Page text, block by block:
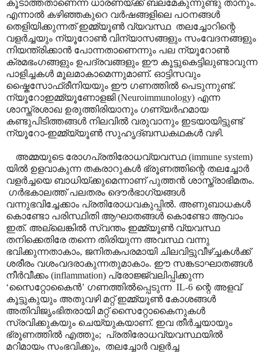
കൂടാത്തതാണെന്ന ധാരണയ്ക്ക് ബലമേകുന്നുണ്ടു താനും.
എന്നാൽ കഴിഞ്ഞകുറെ വർഷങ്ങളിലെ പഠനങ്ങൾ
തെളിയിക്കുന്നത് ഇമ്മ്യൂൺ വ്യവസ്ഥ തലച്ചോറിന്റെ
വളർച്ചയും ന്യൂറോൺ വിന്യാസങ്ങളും സംവേദനങ്ങളും
നിയന്ത്രിക്കാൻ പോന്നതാണെന്നും പല ന്യൂറോൺ
ക്രമഭംഗങ്ങളും ഉപദ്രവങ്ങളും ഈ കൂട്ടുകെട്ടിലുണ്ടാവുന്ന
പാളിച്ചകൾ മൂലമാകാമെന്നുമാണ്. ഓട്ടിസവും
ഷ്കൈസോഫ്രീനിയയും ഈ ഗണത്തിൽ പെടുന്നുണ്ട്.
ന്യൂറോഇമ്മ്യൂണോളജി (Neuroimmunology) എന്ന
ശാസ്ത്രശാഖ ഉരുത്തിരിയാനും ഗണ്യർഹമായ
കണ്ടുപിടിത്തങ്ങൾ നിലവിൽ വരുവാനും ഇടയായിട്ടുണ്ട്
ന്യൂറോ-ഇമ്മ്യ്യൂൺ സുഹൃദ്ബന്ധകഥകൾ വഴി.
അമ്മയുടെ രോഗപ്രതിരോധവ്യവസ്ഥ (immune system)
യിൽ ഉളവാകുന്ന തകരാറുകൾ ഭ്രൂണത്തിന്റെ തലച്ചോർ
വളർച്ചയെ ബാധിയ്ക്കുമെന്നാണ് പുത്തൻ ശാസ്ത്രാഭിമതം.
ഗർഭകാലത്ത് പലതരം ദൌർഭാഗ്യങ്ങൾ
വന്നുഭവിച്ചേക്കാം പ്രതിരോധവകുപ്പിൽ. അണുബാധകൾ
കൊണ്ടോ പരിസ്ഥിതി ആഘാതങ്ങൾ കൊണ്ടോ ആവാം
ഇത്. അല്ലെങ്കിൽ സ്വന്തം ഇമ്മ്യൂൺ വ്യവസ്ഥ
തനിക്കെതിരേ തന്നെ തിരിയുന്ന അവസ്ഥ വന്നു
ഭവിക്കുന്നതാകാം, ജനിതകപരമായി ചിലവിട്ടുവീഴ്ച്ചകൾക്ക്
ശരീരം വശംവദരാകുന്നതുമാകാം. ഈ സങ്കടാഘാതങ്ങൾ
നീർവീക്കം (inflammation) പ്രോജ്ജ്വലിപ്പിക്കുന്ന
‘സൈറ്റോകൈൻ’ ഗണത്തിൽ‌പ്പെടുന്ന IL-6 ന്റെ അളവ്
കൂട്ടുകുയും അതുവഴി മറ്റ് ഇമ്മ്യൂൺ കോശങ്ങൾ
അതിവിജൃംഭിതരായി മറ്റ് സൈറ്റോകൈനുകൾ
സ്രവിക്കുകയും ചെയ്യുകയാണ്. ഇവ തീർച്ചയായും
ഭ്രൂണത്തിൽ എത്തും; പ്രതിരോധവ്യവസ്ഥയിൽ
മറിമായം സംഭവിക്കും, തലച്ചോർ വളർച്ച